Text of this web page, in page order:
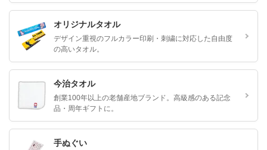
オリジナルタオル
デザイン重視のフルカラー印刷・刺繍に対応した自由度
の高いタオル。
今治タオル
創業100年以上の老舗産地ブランド。高級感のある記念
品・周年ギフトに。
手ぬぐい